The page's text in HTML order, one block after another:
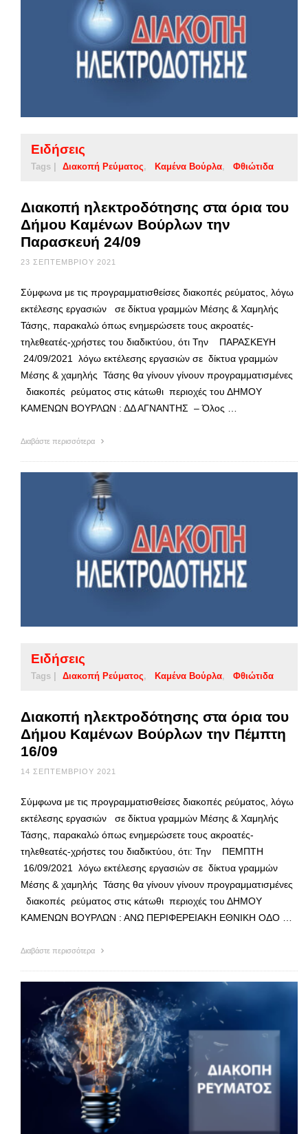
Ειδήσεις
Tags | Διακοπή Ρεύματος Καμένα Βούρλα Φθιώτιδα
Διακοπή ηλεκτροδότησης στα όρια του
Δήμου Καμένων Βούρλων την
Παρασκευή 24/09
23 ΣΕΠΤΕΜΒΡΊΟΥ 2021
Σύμφωνα με τις προγραμματισθείσες διακοπές ρεύματος, λόγω
εκτέλεσης εργασιών σε δίκτυα γραμμών Μέσης & Χαμηλής
Τάσης, παρακαλώ όπως ενημερώσετε τους ακροατές-
τηλεθεατές-χρήστες του διαδικτύου, ότι Την ΠΑΡΑΣΚΕΥΗ
24/09/2021 λόγω εκτέλεσης εργασιών σε δίκτυα γραμμών
Μέσης & χαμηλής Τάσης θα γίνουν γίνουν προγραμματισμένες
διακοπές ρεύματος στις κάτωθι περιοχές του ΔΗΜΟΥ
ΚΑΜΕΝΩΝ ΒΟΥΡΛΩΝ : ΔΔ ΑΓΝΑΝΤΗΣ – Όλος …
Διαβάστε περισσότερα
Ειδήσεις
Tags | Διακοπή Ρεύματος Καμένα Βούρλα Φθιώτιδα
Διακοπή ηλεκτροδότησης στα όρια του
Δήμου Καμένων Βούρλων την Πέμπτη
16/09
14 ΣΕΠΤΕΜΒΡΊΟΥ 2021
Σύμφωνα με τις προγραμματισθείσες διακοπές ρεύματος, λόγω
εκτέλεσης εργασιών σε δίκτυα γραμμών Μέσης & Χαμηλής
Τάσης, παρακαλώ όπως ενημερώσετε τους ακροατές-
τηλεθεατές-χρήστες του διαδικτύου, ότι: Την ΠΕΜΠΤΗ
16/09/2021 λόγω εκτέλεσης εργασιών σε δίκτυα γραμμών
Μέσης & χαμηλής Τάσης θα γίνουν γίνουν προγραμματισμένες
διακοπές ρεύματος στις κάτωθι περιοχές του ΔΗΜΟΥ
ΚΑΜΕΝΩΝ ΒΟΥΡΛΩΝ : ΑΝΩ ΠΕΡΙΦΕΡΕΙΑΚΗ ΕΘΝΙΚΗ ΟΔΟ …
Διαβάστε περισσότερα